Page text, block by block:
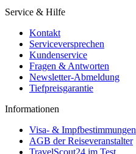
Service & Hilfe
Kontakt
Serviceversprechen
Kundenservice
Fragen & Antworten
Newsletter-Abmeldung
Tiefpreisgarantie
Informationen
Visa- & Impfbestimmungen
AGB der Reiseveranstalter
TravelScout24 im Test